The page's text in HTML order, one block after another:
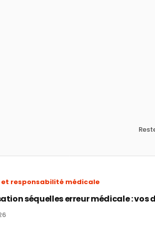
responsabilité médicale
séquelles erreur médicale : vos